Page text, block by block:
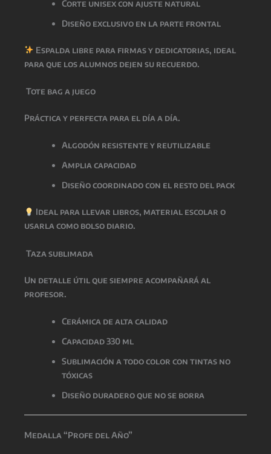
Corte unisex con ajuste natural
Diseño exclusivo en la parte frontal
Espalda libre para firmas y dedicatorias, ideal
para que los alumnos dejen su recuerdo.
Tote bag a juego
Práctica y perfecta para el día a día.
Algodón resistente y reutilizable
Amplia capacidad
Diseño coordinado con el resto del pack
Ideal para llevar libros, material escolar o
usarla como bolso diario.
Taza sublimada
Un detalle útil que siempre acompañará al
profesor.
Cerámica de alta calidad
Capacidad 330 ml
Sublimación a todo color con tintas no
tóxicas
Diseño duradero que no se borra
Medalla “Profe del Año”